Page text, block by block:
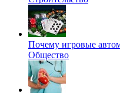
Почему игровые
Общество